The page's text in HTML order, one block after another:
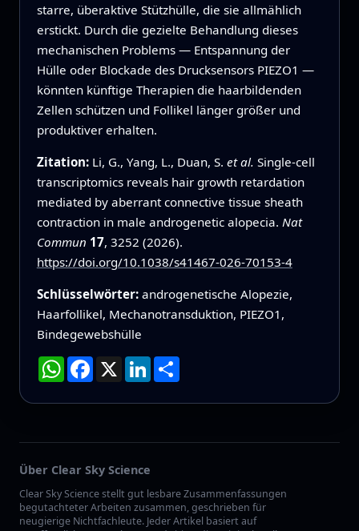
starre, überaktive Stützhülle, die sie allmählich
erstickt. Durch die gezielte Behandlung dieses
mechanischen Problems — Entspannung der
Hülle oder Blockade des Drucksensors PIEZO1 —
könnten künftige Therapien die haarbildenden
Zellen schützen und Follikel länger größer und
produktiver erhalten.
Zitation: Li, G., Yang, L., Duan, S. et al. Single-cell
transcriptomics reveals hair growth retardation
mediated by aberrant connective tissue sheath
contraction in male androgenetic alopecia. Nat
Commun 17, 3252 (2026).
https://doi.org/10.1038/s41467-026-70153-4
Schlüsselwörter: androgenetische Alopezie,
Haarfollikel, Mechanotransduktion, PIEZO1,
Bindegewebshülle
WhatsApp
Facebook
X LinkedInTeilen
Über Clear Sky Science
Clear Sky Science stellt gut lesbare Zusammenfassungen
begutachteter Arbeiten zusammen, geschrieben für
neugierige Nichtfachleute. Jeder Artikel basiert auf